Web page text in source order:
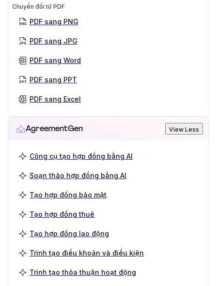
Chuyển đổi từ PDF
PDF sang PNG
PDF sang JPG
PDF sang Word
PDF sang PPT
PDF sang Excel
AgreementGen View Less
Công cụ tạo hợp đồng bằng AI
Soạn thảo hợp đồng bằng AI
Tạo hợp đồng bảo mật
Tạo hợp đồng thuê
Tạo hợp đồng lao động
Trình tạo điều khoản và điều kiện
Trình tạo thỏa thuận hoạt động